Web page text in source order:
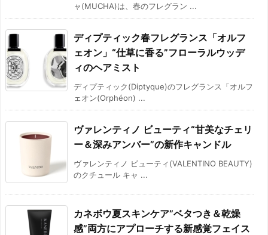
ャ(MUCHA)は、春のフレグラン ...
ディプティック春フレグランス「オルフ
ェオン」“仕草に香る”フローラルウッデ
ィのヘアミスト
ディプティック(Diptyque)のフレグランス「オルフ
ェオン(Orphéon) ...
ヴァレンティノ ビューティ“甘美なチェリ
ー＆深みアンバー”の新作キャンドル
ヴァレンティノ ビューティ(VALENTINO BEAUTY)
のクチュール キャ ...
カネボウ夏スキンケア”ベタつき＆乾燥
感”両方にアプローチする新感覚フェイス